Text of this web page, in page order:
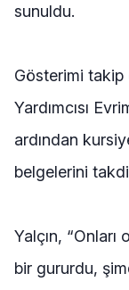
sunuldu.
Gösterimi takip
Yardımcısı
ardından
belgelerini
Yalçın,
bir gururdu,